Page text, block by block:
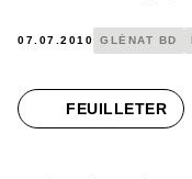
07.07.2010 GLÉNAT BD
FEUILLETER